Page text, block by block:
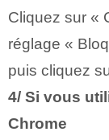
Cliquez sur «
réglage «
puis cliquez
4/ Si vous
Chrome